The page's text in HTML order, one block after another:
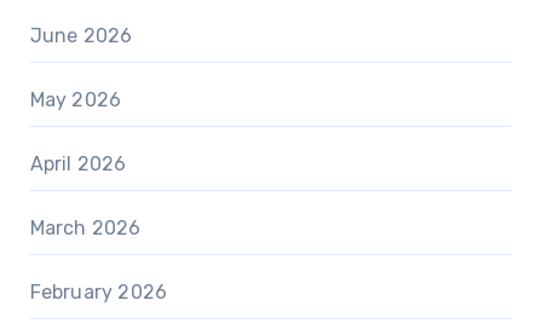
June 2026
May 2026
April 2026
March 2026
February 2026